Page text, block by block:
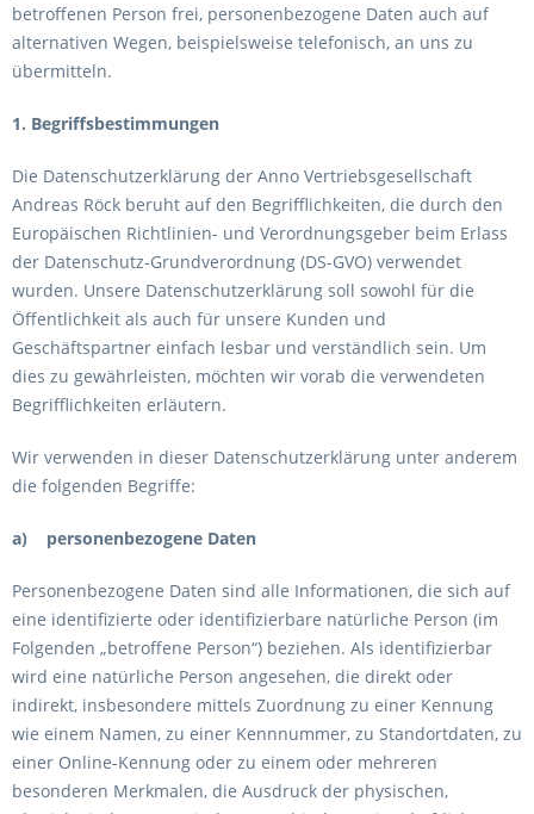
betroffenen Person frei, personenbezogene Daten auch auf
alternativen Wegen, beispielsweise telefonisch, an uns zu
übermitteln.
1. Begriffsbestimmungen
Die Datenschutzerklärung der Anno Vertriebsgesellschaft
Andreas Röck beruht auf den Begrifflichkeiten, die durch den
Europäischen Richtlinien- und Verordnungsgeber beim Erlass
der Datenschutz-Grundverordnung (DS-GVO) verwendet
wurden. Unsere Datenschutzerklärung soll sowohl für die
Öffentlichkeit als auch für unsere Kunden und
Geschäftspartner einfach lesbar und verständlich sein. Um
dies zu gewährleisten, möchten wir vorab die verwendeten
Begrifflichkeiten erläutern.
Wir verwenden in dieser Datenschutzerklärung unter anderem
die folgenden Begriffe:
a) personenbezogene Daten
Personenbezogene Daten sind alle Informationen, die sich auf
eine identifizierte oder identifizierbare natürliche Person (im
Folgenden „betroffene Person“) beziehen. Als identifizierbar
wird eine natürliche Person angesehen, die direkt oder
indirekt, insbesondere mittels Zuordnung zu einer Kennung
wie einem Namen, zu einer Kennnummer, zu Standortdaten, zu
einer Online-Kennung oder zu einem oder mehreren
besonderen Merkmalen, die Ausdruck der physischen,